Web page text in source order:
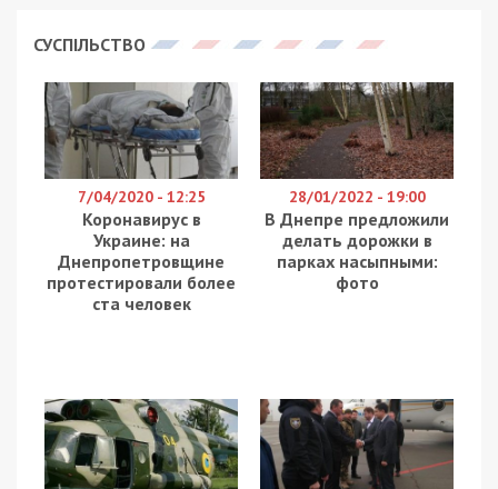
СУСПІЛЬСТВО
7/04/2020 - 12:25
Коронавирус в
Украине: на
Днепропетровщине
протестировали более
ста человек
28/01/2022 - 19:00
В Днепре предложили
делать дорожки в
парках насыпными:
фото